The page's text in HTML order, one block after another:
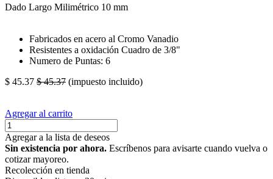
Dado Largo Milimétrico 10 mm
Fabricados en acero al Cromo Vanadio
Resistentes a oxidación Cuadro de 3/8"
Numero de Puntas: 6
$ 45.37 $45.37 (impuesto incluido)
Agregar al carrito
Agregar a la lista de deseos
Sin existencia por ahora. Escríbenos para avisarte cuando vuelva o
cotizar mayoreo.
Recolección en tienda